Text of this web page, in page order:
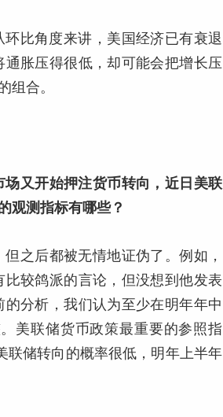
比角度来讲，美国经济已有衰退
胀压得很低，却可能会把增长压
组合。
场又开始押注货币转向，近日美联
观测指标有哪些？
之后都被无情地证伪了。例如，
较鸽派的言论，但没想到他发表
分析，我们认为至少在明年年中
美联储货币政策最重要的参照指
联储转向的概率很低，明年上半年